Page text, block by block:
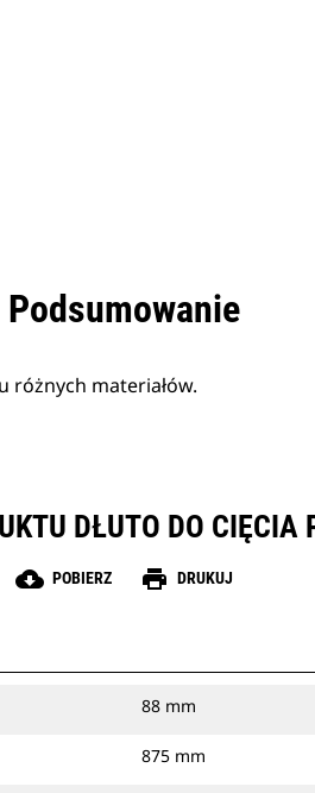
Podsumowanie
różnych materiałów.
DŁUTO DO CIĘCIA
cloud_download POBIERZ print DRUKUJ
88 mm
875 mm